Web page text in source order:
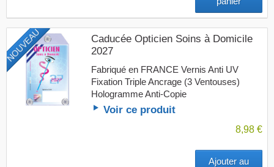
NOUVEAU
Caducée Opticien Soins à Domicile
2027
Fabriqué en FRANCE Vernis Anti UV
Fixation Triple Ancrage (3 Ventouses)
Hologramme Anti-Copie
Voir ce produit
8,98 €
Ajouter au